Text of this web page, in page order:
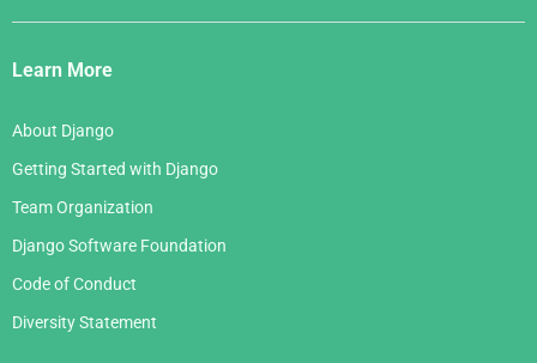
Django
Links
Learn More
About Django
Getting Started with Django
Team Organization
Django Software Foundation
Code of Conduct
Diversity Statement